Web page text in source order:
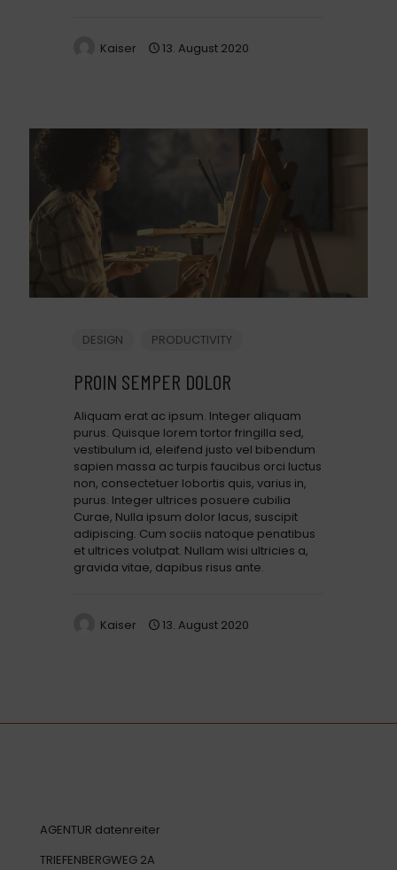
Kaiser 13. August 2020
DESIGN PRODUCTIVITY
PROIN SEMPER DOLOR
Aliquam erat ac ipsum. Integer aliquam
purus. Quisque lorem tortor fringilla sed,
vestibulum id, eleifend justo vel bibendum
sapien massa ac turpis faucibus orci luctus
non, consectetuer lobortis quis, varius in,
purus. Integer ultrices posuere cubilia
Curae, Nulla ipsum dolor lacus, suscipit
adipiscing. Cum sociis natoque penatibus
et ultrices volutpat. Nullam wisi ultricies a,
gravida vitae, dapibus risus ante.
Kaiser 13. August 2020
AGENTUR datenreiter
TRIEFENBERGWEG 2A